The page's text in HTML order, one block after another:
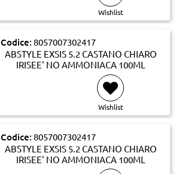
Wishlist
Codice: 8057007302417
ABSTYLE EXSIS 5.2 CASTANO CHIARO
IRISEE' NO AMMONIACA 100ML
Wishlist
Codice: 8057007302417
ABSTYLE EXSIS 5.2 CASTANO CHIARO
IRISEE' NO AMMONIACA 100ML